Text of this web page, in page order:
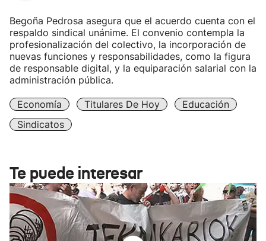
Begoña Pedrosa asegura que el acuerdo cuenta con el
respaldo sindical unánime. El convenio contempla la
profesionalización del colectivo, la incorporación de
nuevas funciones y responsabilidades, como la figura
de responsable digital, y la equiparación salarial con la
administración pública.
Economía Titulares De Hoy
Educación
Sindicatos
Te puede interesar